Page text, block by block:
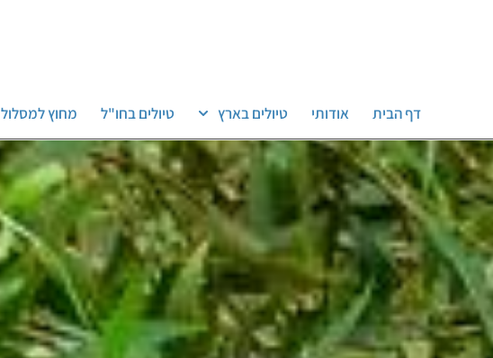
דף הבית אודותי טיולים בארץ טיולים בחו"ל מחוץ למסלול